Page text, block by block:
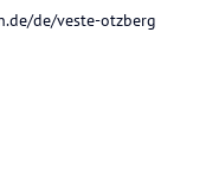
de/veste-otzberg